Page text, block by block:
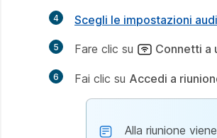
4 Scegli le impostazioni
5 Fare clic su Connetti a
6 Fai clic su Accedi a
Alla riunione